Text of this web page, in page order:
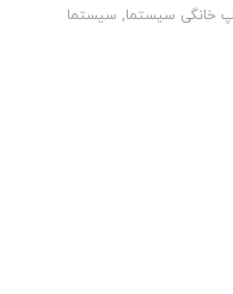
خانگی سیستما, سیستما